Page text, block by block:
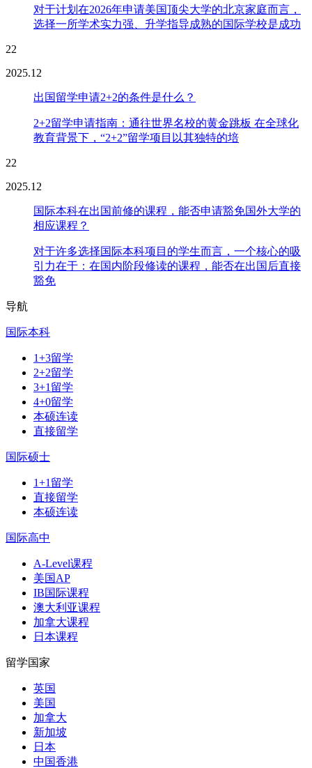
对于计划在2026年申请美国顶尖大学的北京家庭而言，
选择一所学术实力强、升学指导成熟的国际学校是成功
22
2025.12
出国留学申请2+2的条件是什么？
2+2留学申请指南：通往世界名校的黄金跳板 在全球化
教育背景下，“2+2”留学项目以其独特的培
22
2025.12
国际本科在出国前修的课程，能否申请豁免国外大学的
相应课程？
对于许多选择国际本科项目的学生而言，一个核心的吸
引力在于：在国内阶段修读的课程，能否在出国后直接
豁免
导航
国际本科
1+3留学
2+2留学
3+1留学
4+0留学
本硕连读
直接留学
国际硕士
1+1留学
直接留学
本硕连读
国际高中
A-Level课程
美国AP
IB国际课程
澳大利亚课程
加拿大课程
日本课程
留学国家
英国
美国
加拿大
新加坡
日本
中国香港